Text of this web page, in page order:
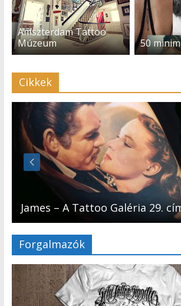
Amszterdam Tattoo
Múzeum
50
Cikkek
James – A Tattoo Galéria 29.
Forgalmazók